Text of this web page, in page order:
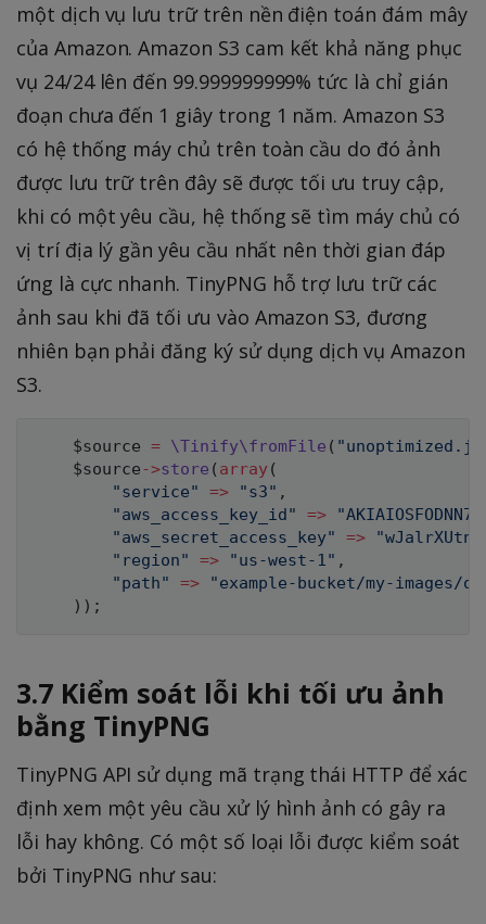
một dịch vụ lưu trữ trên nền điện toán đám mây
của Amazon. Amazon S3 cam kết khả năng phục
vụ 24/24 lên đến 99.999999999% tức là chỉ gián
đoạn chưa đến 1 giây trong 1 năm. Amazon S3
có hệ thống máy chủ trên toàn cầu do đó ảnh
được lưu trữ trên đây sẽ được tối ưu truy cập,
khi có một yêu cầu, hệ thống sẽ tìm máy chủ có
vị trí địa lý gần yêu cầu nhất nên thời gian đáp
ứng là cực nhanh. TinyPNG hỗ trợ lưu trữ các
ảnh sau khi đã tối ưu vào Amazon S3, đương
nhiên bạn phải đăng ký sử dụng dịch vụ Amazon
S3.
$source = \Tinify\fromFile (
$source->store ( array (
"service"
=> "s3" ,
"aws_access_key_id"
=>
"aws_secret_access_key"
=>
"region"
=> "us-west-1" ,
"path"
=>
"example-bucket/my-images/
) ) ;
3.7 Kiểm soát lỗi khi tối ưu ảnh
bằng TinyPNG
TinyPNG API sử dụng mã trạng thái HTTP để xác
định xem một yêu cầu xử lý hình ảnh có gây ra
lỗi hay không. Có một số loại lỗi được kiểm soát
bởi TinyPNG như sau: